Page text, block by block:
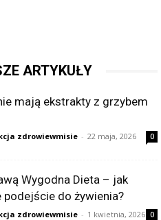
ARTYKUŁY
mają ekstrakty z grzybem
zdrowiewmisie - 22 maja, 2026 0
Wygodna Dieta – jak
do żywienia?
zdrowiewmisie - 1 kwietnia, 2026 0